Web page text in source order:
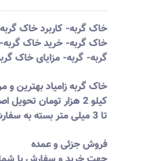
خاک گربه- کاربرد خاک
خاک گربه- خرید خاک
گربه- گربه- مزایای خاک
خاک گربه زامیاد بهترین و
کیلو 2 هزار تومان
تا 3 میلی متر بسته به سفارش شما مشتری گرامی
فروش جزئی و عمده